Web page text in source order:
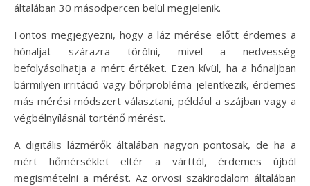
általában 30 másodpercen belül megjelenik.
Fontos megjegyezni, hogy a láz mérése előtt érdemes a
hónaljat szárazra törölni, mivel a nedvesség
befolyásolhatja a mért értéket. Ezen kívül, ha a hónaljban
bármilyen irritáció vagy bőrprobléma jelentkezik, érdemes
más mérési módszert választani, például a szájban vagy a
végbélnyílásnál történő mérést.
A digitális lázmérők általában nagyon pontosak, de ha a
mért hőmérséklet eltér a várttól, érdemes újból
megismételni a mérést. Az orvosi szakirodalom általában